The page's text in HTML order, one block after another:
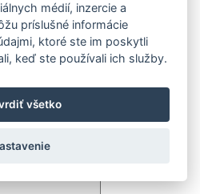
médií, inzercie a
príslušné informácie
ktoré ste im poskytli
keď ste používali ich služby.
všetko